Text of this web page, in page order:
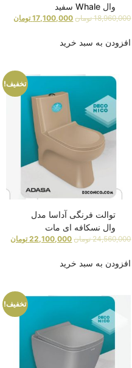
وال Whale سفید
18,960,000 تومان 17,100,000 تومان
افزودن به سبد خرید
تخفیف!
توالت فرنگی آداسا مدل
وال نسکافه ای مات
24,560,000 تومان 22,100,000 تومان
افزودن به سبد خرید
تخفیف!